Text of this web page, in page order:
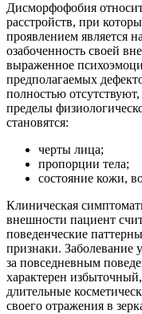
Дисморфофобия
расстройств, при
проявлением является
озабоченность своей
выраженное
предполагаемых
полностью
пределы
становятся:
черты лица;
пропорции тела;
состояние кожи,
Клиническая
внешности пациент
поведенческие
признаки. Заболевание
за повседневным
характерен
длительные
своего отражения в